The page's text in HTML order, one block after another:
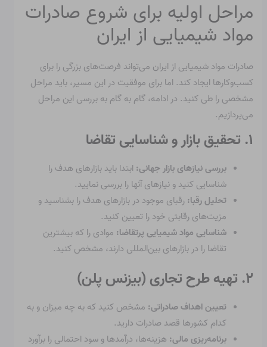
مراحل اولیه برای شروع صادرات
مواد شیمیایی از ایران
صادرات مواد شیمیایی از ایران می‌تواند فرصت‌های بزرگی را برای
کسب‌وکارها ایجاد کند. اما برای موفقیت در این مسیر، باید مراحل
مشخصی را طی کنید. در ادامه، گام به گام به بررسی این مراحل
می‌پردازیم.
۱. تحقیق بازار و شناسایی تقاضا
بررسی نیازهای بازار جهانی: ابتدا باید بازارهای هدف را
شناسایی کنید و نیازهای آنها را بررسی نمایید.
تحلیل رقبا: رقبای موجود در بازارهای هدف را بشناسید و
مزیت‌های رقابتی خود را تعیین کنید.
شناسایی مواد شیمیایی پرتقاضا: موادی را که بیشترین
تقاضا را در بازارهای بین‌المللی دارند، مشخص کنید.
۲. تهیه طرح تجاری (بیزنس پلن)
تعیین اهداف صادراتی: مشخص کنید که به چه میزان و به
کدام کشورها قصد صادرات دارید.
برنامه‌ریزی مالی: هزینه‌ها، درآمدها و سود احتمالی را برآورد